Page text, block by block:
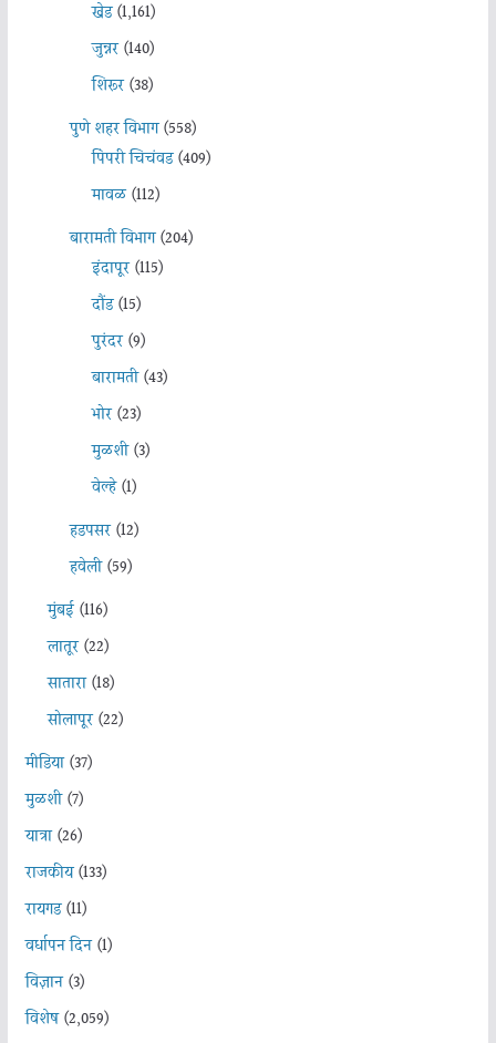
खेड(1,161)
जुन्नर(140)
शिरूर(38)
पुणे शहर विभाग(558)
पिंपरी चिचंवड(409)
मावळ(112)
बारामती विभाग(204)
इंदापूर(115)
दौंड(15)
पुरंदर(9)
बारामती(43)
भोर(23)
मुळशी(3)
वेल्हे(1)
हडपसर(12)
हवेली(59)
मुंबई(116)
लातूर(22)
सातारा(18)
सोलापूर(22)
मीडिया(37)
मुळशी(7)
यात्रा(26)
राजकीय(133)
रायगड(11)
वर्धापन दिन(1)
विज्ञान(3)
विशेष(2,059)